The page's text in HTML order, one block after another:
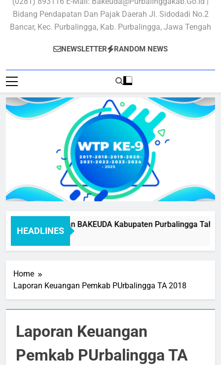
Bidang Pendapatan Dan Pajak Daerah Jl. Sidodadi No.2
Bancar, Kec. Purbalingga, Kab. Purbalingga, Jawa Tengah
NEWSLETTER RANDOM NEWS
HEADLINES
Standar Pelayanan BAKEUDA Kabupaten Purbalingga
1 Month Ago
Home
Laporan Keuangan Pemkab PUrbalingga TA 2018
Laporan Keuangan
Pemkab PUrbalingga TA